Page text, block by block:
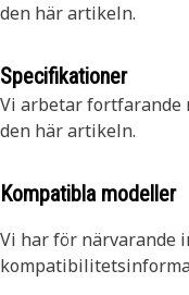
den här artikeln.
Specifikationer
Vi arbetar fortfarande
den här artikeln.
Kompatibla modeller
Vi har för närvarande